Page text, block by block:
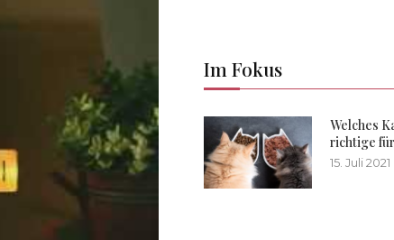
Im Fokus
Welches
richtige
15. Juli 2021